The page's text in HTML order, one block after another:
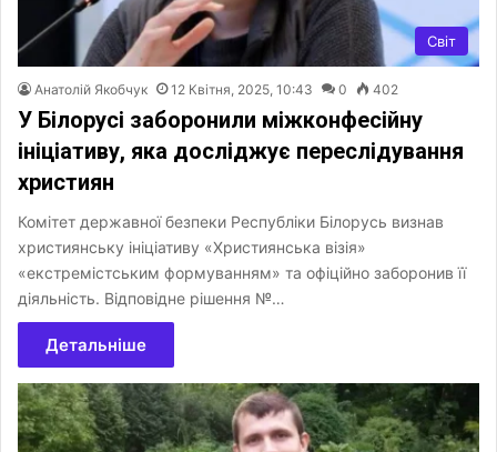
Світ
Анатолій Якобчук 12 Квітня, 2025, 10:43 0 402
У Білорусі заборонили міжконфесійну
ініціативу, яка досліджує переслідування
християн
Комітет державної безпеки Республіки Білорусь визнав
християнську ініціативу «Християнська візія»
«екстремістським формуванням» та офіційно заборонив її
діяльність. Відповідне рішення №…
Детальніше